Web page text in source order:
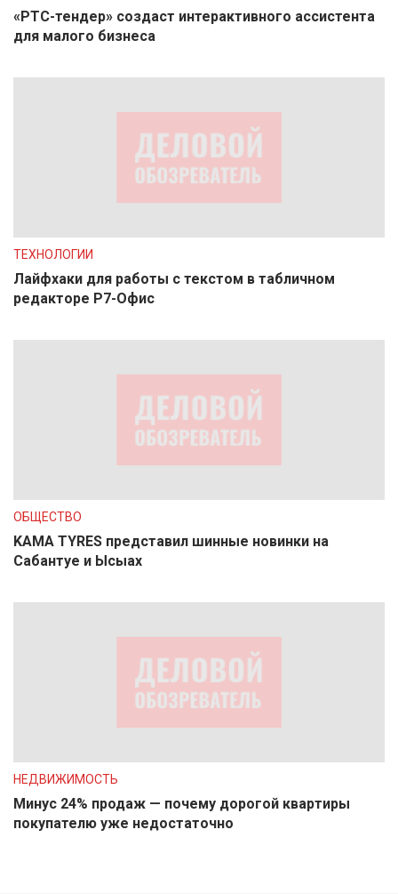
«РТС-тендер» создаст интерактивного ассистента
для малого бизнеса
ТЕХНОЛОГИИ
Лайфхаки для работы с текстом в табличном
редакторе Р7-Офис
ОБЩЕСТВО
KAMA TYRES представил шинные новинки на
Сабантуе и Ысыах
НЕДВИЖИМОСТЬ
Минус 24% продаж — почему дорогой квартиры
покупателю уже недостаточно